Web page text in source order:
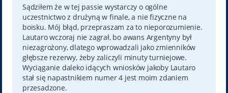
t
Sądziłem że w tej passie wystarczy o ogólne
uczestnictwo z drużyną w finale, a nie fizyczne na
boisku. Mój błąd, przepraszam za to nieporozumienie.
Lautaro wczoraj nie zagrał, bo awans Argentyny był
niezagrożony, dlatego wprowadzali jako zmienników
głębsze rezerwy, żeby zaliczyli minuty turniejowe.
Wyciąganie daleko idących wniosków jakoby Lautaro
stał się napastnikiem numer 4 jest moim zdaniem
przesadzone.